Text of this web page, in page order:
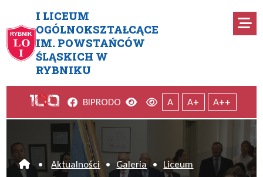
I LICEUM
OGÓLNOKSZTAŁCĄCE
IM. POWSTAŃCÓW
ŚLĄSKICH W
RYBNIKU
Ślubowanie klas pierwszych
Facebook
BIPRODO Wersja kontrastowa
Wersja domyślna
A A+ A++
Home
• Aktualności • Galeria • Liceum